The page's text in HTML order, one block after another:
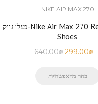
NIKE AIR MAX 270
נעלי נייק-Nike Air Max 270 Red Running
Shoes
640.00₪ 299.00₪
בחר מהאפשרויות